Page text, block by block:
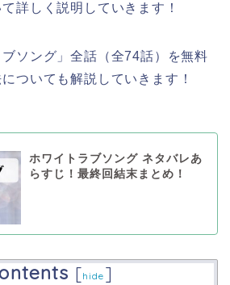
詳しく説明していきます！
ソング」全話（全74話）を無料
ついても解説していきます！
ホワイトラブソング ネタバレあ
らすじ！最終回結末まとめ！
[hide ]